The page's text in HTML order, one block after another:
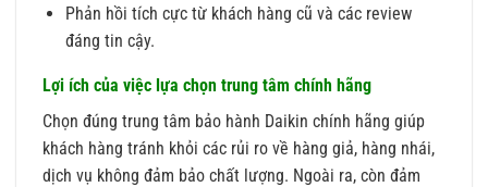
Phản hồi tích cực từ khách hàng cũ và các review
đáng tin cậy.
Lợi ích của việc lựa chọn trung tâm chính hãng
Chọn đúng trung tâm bảo hành Daikin chính hãng giúp
khách hàng tránh khỏi các rủi ro về hàng giả, hàng nhái,
dịch vụ không đảm bảo chất lượng. Ngoài ra, còn đảm